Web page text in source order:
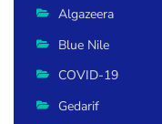
Algazeera
Blue Nile
COVID-19
Gedarif